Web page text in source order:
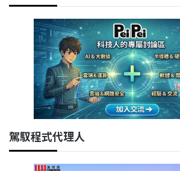
駕馭程式代理人